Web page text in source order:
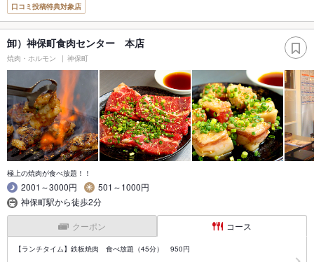
口コミ投稿特典対象店
卸）神保町食肉センター 本店
焼肉・ホルモン 神保町
極上の焼肉が食べ放題！！
2001～3000円
501～1000円
神保町駅から徒歩2分
クーポン コース
【ランチタイム】鉄板焼肉 食べ放題（45分） 950円